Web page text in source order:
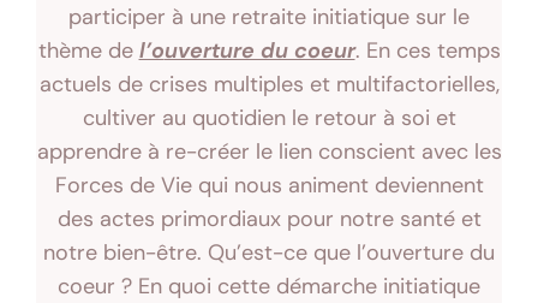
participer à une retraite initiatique sur le
thème de l’ouverture du coeur. En ces temps
actuels de crises multiples et multifactorielles,
cultiver au quotidien le retour à soi et
apprendre à re-créer le lien conscient avec les
Forces de Vie qui nous animent deviennent
des actes primordiaux pour notre santé et
notre bien-être. Qu’est-ce que l’ouverture du
coeur ? En quoi cette démarche initiatique